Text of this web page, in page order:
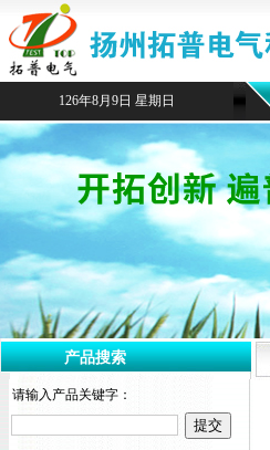
126年8月9日 星期日
产品搜索
请输入产品关键字：